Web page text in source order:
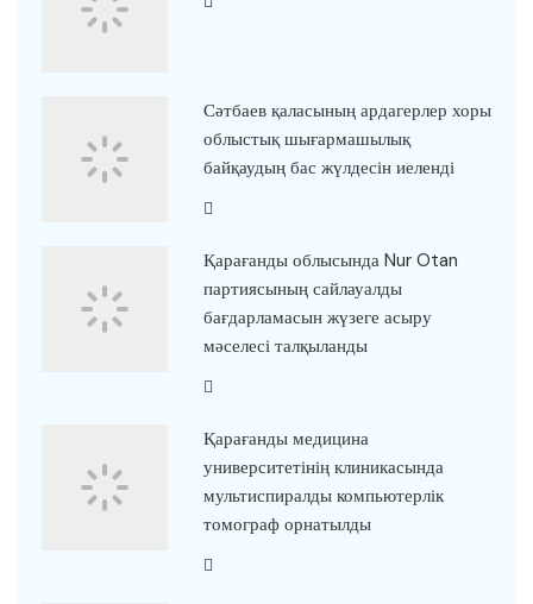
Сәтбаев қаласының ардагерлер хоры
облыстық шығармашылық
байқаудың бас жүлдесін иеленді
Қарағанды облысында Nur Otan
партиясының сайлауалды
бағдарламасын жүзеге асыру
мәселесі талқыланды
Қарағанды медицина
университетінің клиникасында
мультиспиралды компьютерлік
томограф орнатылды